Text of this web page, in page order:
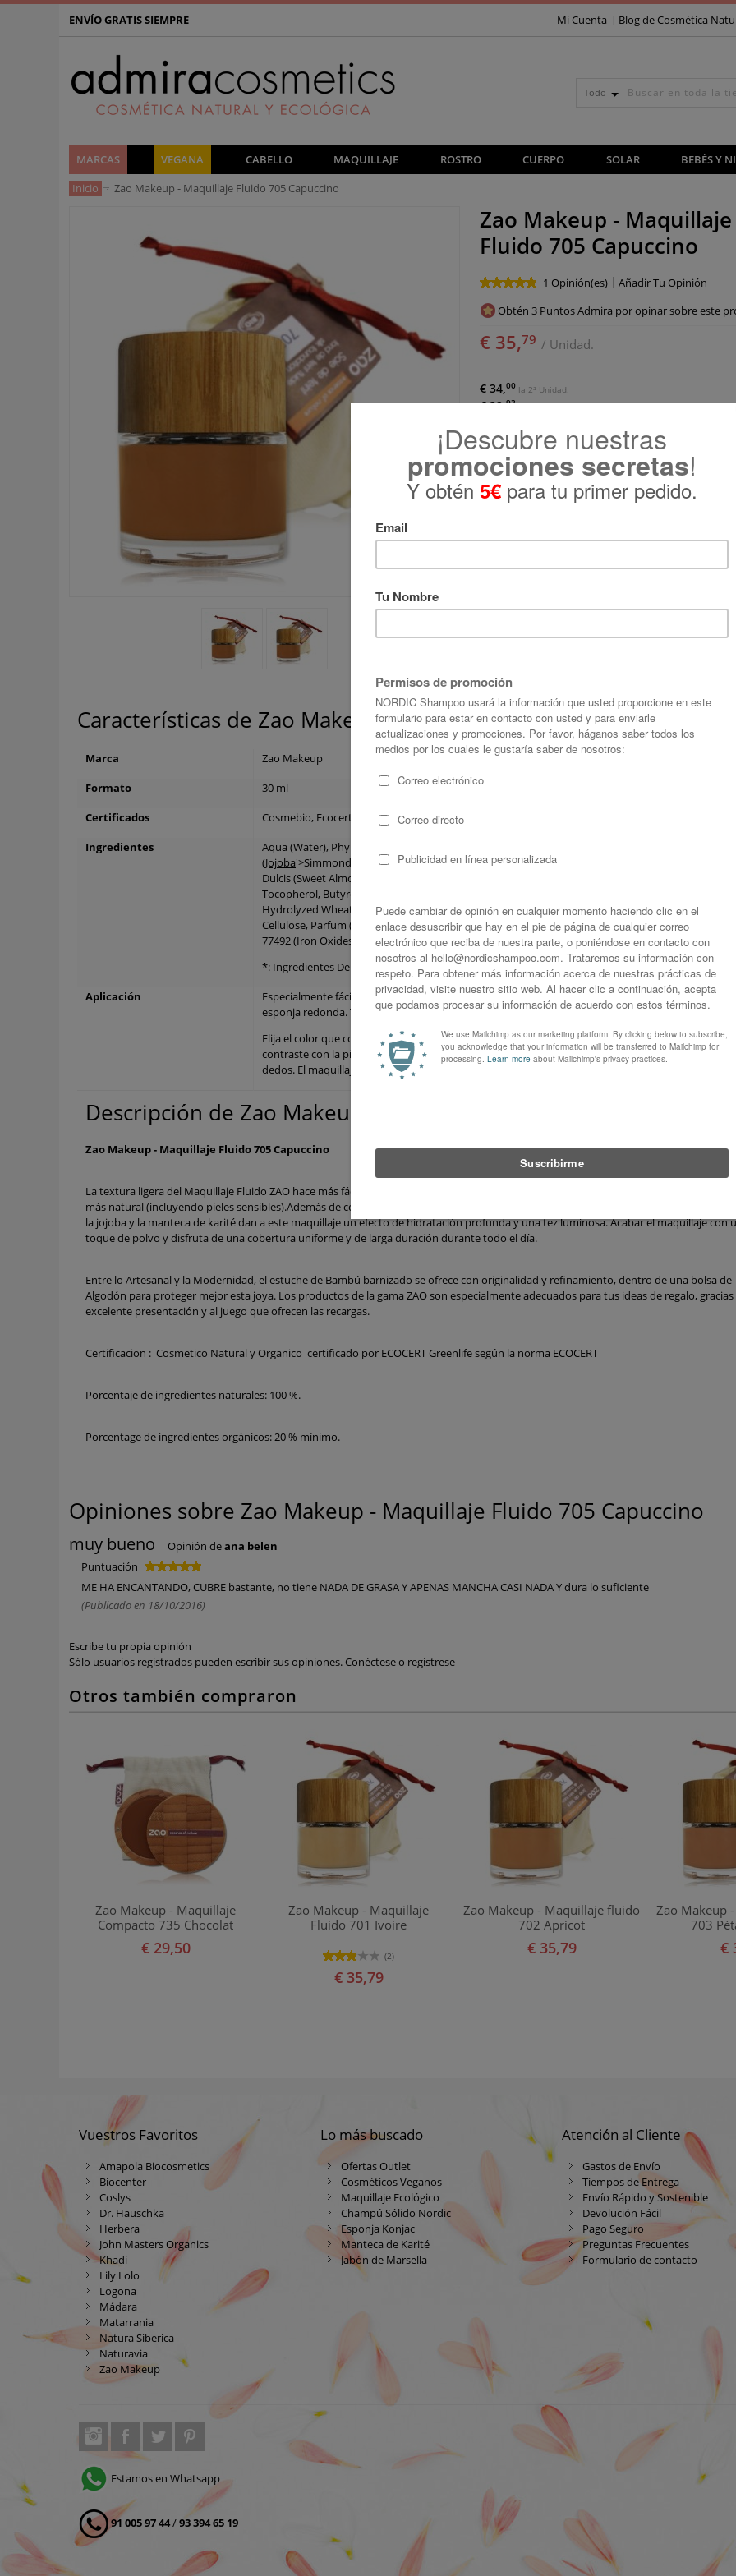
ENVÍO GRATIS SIEMPRE Mi Cuenta Blog de Cosmética
Todo
MARCAS VEGANA CABELLO MAQUILLAJE ROSTRO CUERPO SOLAR BEBÉS Y
Inicio
Zao Makeup - Maquillaje Fluido 705 Capuccino
Zao Makeup - Maquillaje
Fluido 705 Capuccino
1 Opinión(es)
Añadir Tu Opinión
Obtén 3 Puntos Admira por opinar sobre este
€ 35,79 / Unidad.
€ 34,00 la 2ª Unidad.
€ 32,93la 3ª Unidad y siguientes.
AÑADIR AL CARRITO Cantidad:
Características de Zao Makeup - Maquillaje Fluido 705 Capuccino
Marca
Zao Makeup
Formato
30 ml
Certificados
Cosmebio, Ecocert, Vegan
Ingredientes
Aqua (Water), Phyllostachys Nigra Extract*, Propanediol,
(Jojoba'>Simmondsia Chinensis (Jojoba ) Seed Oil)*, Prunus Amygdalus Dulcis Oil (Prunus
Dulcis (Sweet Almond Oil)*, Sucrose Palmitate, Cetearyl Alcohol, Glyceril Stearate, Olive Glycerides,
Tocopherol, Butyrospermum Parkii Butter (Butyrospermum Parkii (Shea) Butter)*, Potassium
Hydrolyzed Wheat Protein, Glyceryl Caprylate, Microcrystalline Cellulose, Cellulose Gum, Ci 77820
Cellulose, Parfum (Fragrance). Puede Contener +/- : Ci 77891 (Titanium Dioxide), Ci 77491 (Iron
77492 (Iron Oxides), Ci 77499 (Iron Oxides).
*: Ingredientes De Cultivo Ecológico
Aplicación
Especialmente fácil de aplicar gracias a su textura ligera, el maquillaje fluido Zao se aplica con una
esponja redonda. También es perfecto para una aplicación con los dedos .
Elija el color que coincida con el color de su piel. Ni muy claro, ni demasiado oscuro para evitar el
contraste con la piel natural del cuello. Para una cobertura media, se puede aplicar directamente
dedos. El maquillaje se aplica desde el centro hacia el exterior, sin olvidar la nariz .
Descripción de Zao Makeup - Maquillaje Fluido 705 Capuccino
Zao Makeup - Maquillaje Fluido 705 Capuccino
La textura ligera del Maquillaje Fluido ZAO hace más fácil su aplicación y complace a aquellas personas que desean un cutis con un
más natural (incluyendo pieles sensibles).Además de contener silicio orgánico del hidrosol de bambú, el aceite de almendra dulce
la jojoba y la manteca de karité dan a este maquillaje un efecto de hidratación profunda y una tez luminosa. Acabar el maquillaje con
toque de polvo y disfruta de una cobertura uniforme y de larga duración durante todo el día.
Entre lo Artesanal y la Modernidad, el estuche de Bambú barnizado se ofrece con originalidad y refinamiento, dentro de una bolsa de
Algodón para proteger mejor esta joya. Los productos de la gama ZAO son especialmente adecuados para tus ideas de regalo, gracias
excelente presentación y al juego que ofrecen las recargas.
Certificacion : Cosmetico Natural y Organico certificado por ECOCERT Greenlife según la norma ECOCERT
Porcentaje de ingredientes naturales: 100 %.
Porcentage de ingredientes orgánicos:20 % mínimo.
Opiniones sobre Zao Makeup - Maquillaje Fluido 705 Capuccino
muy bueno Opinión deana belen
Puntuación
ME HA ENCANTANDO, CUBRE bastante, no tiene NADA DE GRASA Y APENAS MANCHA CASI NADA Y dura lo suficiente
(Publicado en 18/10/2016)
Escribe tu propia opinión
Sólo usuarios registrados pueden escribir sus opiniones. Conécteseo regístrese
Otros también compraron
Zao Makeup - Maquillaje
Compacto 735 Chocolat
€ 29,50
Zao Makeup - Maquillaje
Fluido 701 Ivoire
(2)
€ 35,79
Zao Makeup - Maquillaje fluido
702 Apricot
€ 35,79
Zao Makeup
703
€
Vuestros Favoritos
Amapola Biocosmetics
Biocenter
Coslys
Dr. Hauschka
Herbera
John Masters Organics
Khadi
Lily Lolo
Logona
Mádara
Matarrania
Natura Siberica
Naturavia
Zao Makeup
Lo más buscado
Ofertas Outlet
Cosméticos Veganos
Maquillaje Ecológico
Champú Sólido Nordic
Esponja Konjac
Manteca de Karité
Jabón de Marsella
Atención al Cliente
Gastos de Envío
Tiempos de Entrega
Envío Rápido y Sostenible
Devolución Fácil
Pago Seguro
Preguntas Frecuentes
Formulario de contacto
Estamos en Whatsapp
91 005 97 44/93 394 65 19